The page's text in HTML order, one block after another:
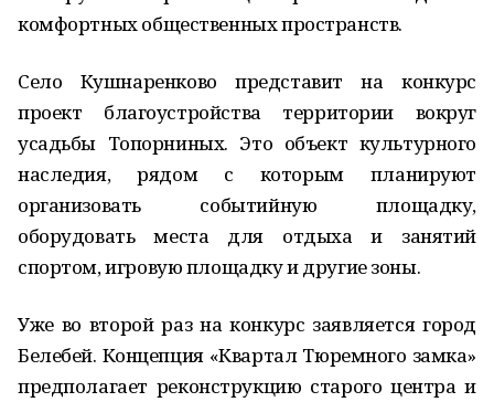
комфортных общественных пространств.
Село Кушнаренково представит на конкурс
проект благоустройства территории вокруг
усадьбы Топорниных. Это объект культурного
наследия, рядом с которым планируют
организовать событийную площадку,
оборудовать места для отдыха и занятий
спортом, игровую площадку и другие зоны.
Уже во второй раз на конкурс заявляется город
Белебей. Концепция «Квартал Тюремного замка»
предполагает реконструкцию старого центра и